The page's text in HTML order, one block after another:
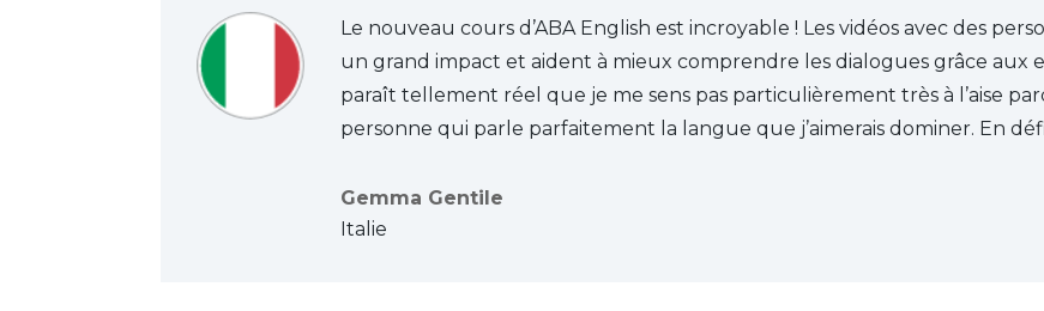
Le nouveau cours d’ABA English est incroyable ! Les vidéos avec des
un grand impact et aident à mieux comprendre les dialogues grâce aux
paraît tellement réel que je me sens pas particulièrement très à l’aise
personne qui parle parfaitement la langue que j’aimerais dominer. En
Gemma Gentile
Italie